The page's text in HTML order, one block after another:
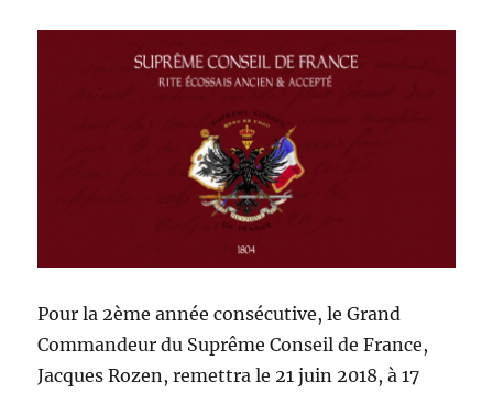
Pour la 2ème année consécutive, le Grand
Commandeur du Suprême Conseil de France,
Jacques Rozen, remettra le 21 juin 2018, à 17